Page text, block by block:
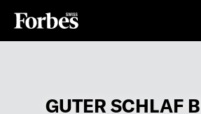
GUTER SCHLAF